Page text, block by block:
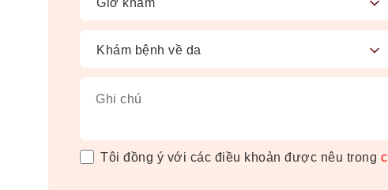
Ghi chú
Tôi đồng ý với các điều khoản được nêu trong